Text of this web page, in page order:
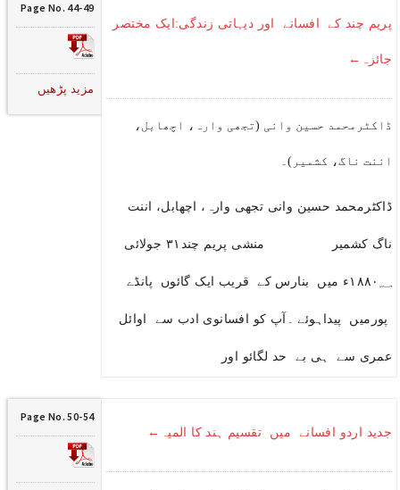
پریم چند کے افسانے اور دیہاتی زندگی:ایک مختصر
جائزہ←
ڈاکٹرمحمد حسین وانی (تجھی وارہ، اچھابل،
اننت ناگ، کشمیر)۔
ڈاکٹرمحمد حسین وانی تجھی وارہ، اچھابل، اننت
ناگ کشمیر منشی پریم چند۳۱ جولائی
۱۸۸۰؁ء میں بنارس کے قریب ایک گائوں پانڈے
پورمیں پیداہوئے ۔آپ کو افسانوی ادب سے اوائل
عمری سے ہی بے حد لگائو اور
Page No. 44-49
مزید پڑھیں
جدید اردو افسانے میں تقسیم ہند کا المیہ←
Page No. 50-54